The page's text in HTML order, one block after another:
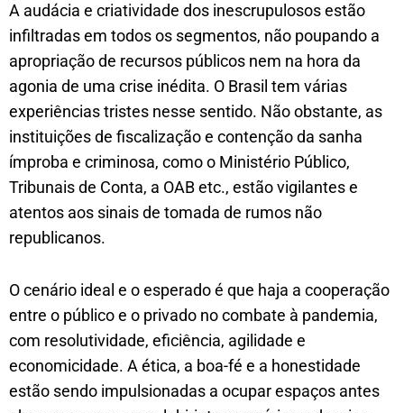
A audácia e criatividade dos inescrupulosos estão
infiltradas em todos os segmentos, não poupando a
apropriação de recursos públicos nem na hora da
agonia de uma crise inédita. O Brasil tem várias
experiências tristes nesse sentido. Não obstante, as
instituições de fiscalização e contenção da sanha
ímproba e criminosa, como o Ministério Público,
Tribunais de Conta, a OAB etc., estão vigilantes e
atentos aos sinais de tomada de rumos não
republicanos.
O cenário ideal e o esperado é que haja a cooperação
entre o público e o privado no combate à pandemia,
com resolutividade, eficiência, agilidade e
economicidade. A ética, a boa-fé e a honestidade
estão sendo impulsionadas a ocupar espaços antes